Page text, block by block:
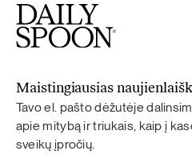
Maistingiausias
Tavo el. pašto dėžutėje
apie mitybą ir triukais, kaip į
sveikų įpročių.